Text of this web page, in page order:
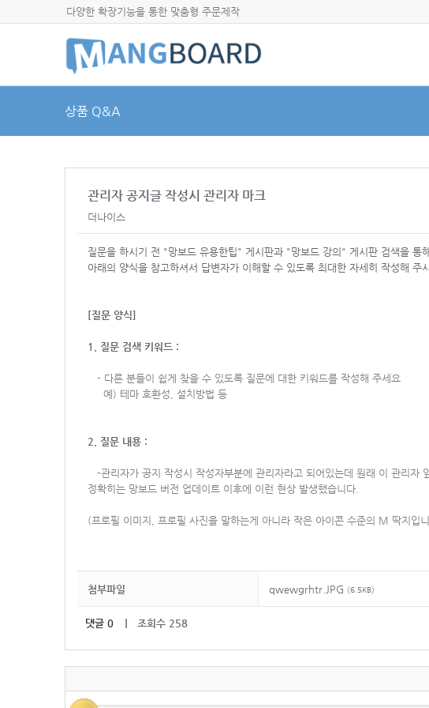
다양한 확장기능을 통한 맞춤형 주문제작
상품 Q&A
관리자 공지글 작성시 관리자 마크
더나이스
질문을 하시기 전 "망보드 유용한팁" 게시판과 "망보드 강의" 게시판 검색을 통
아래의 양식을 참고하셔서 답변자가 이해할 수 있도록 최대한 자세히 작성해 주
[질문 양식]
1. 질문 검색 키워드 :
- 다른 분들이 쉽게 찾을 수 있도록 질문에 대한 키워드를 작성해 주세요
예) 테마 호환성, 설치방법 등
2. 질문 내용 :
-관리자가 공지 작성시 작성자부분에 관리자라고 되어있는데 원래 이 관리자
정확히는 망보드 버전 업데이트 이후에 이런 현상 발생했습니다.
(프로필 이미지, 프로필 사진을 말하는게 아니라 작은 아이콘 수준의 M 딱지입
첨부파일 qwewgrhtr.JPG (6.5KB)
댓글 0 ｜ 조회수 258